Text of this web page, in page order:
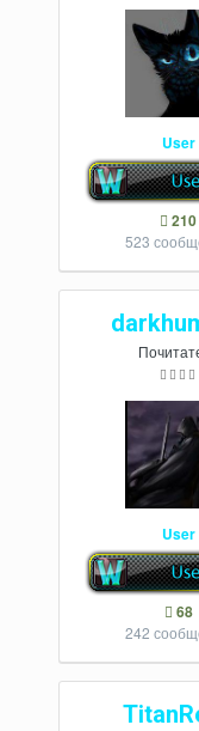
User
210
523
User
68
242